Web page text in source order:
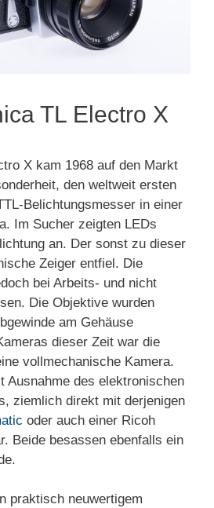
TL Electro X
X kam 1968 auf den Markt
den weltweit ersten
Belichtungsmesser in einer
Im Sucher zeigten LEDs
an. Der sonst zu dieser
Zeiger entfiel. Die
bei Arbeits- und nicht
Die Objektive wurden
am Gehäuse
dieser Zeit war die
vollmechanische Kamera.
Ausnahme des elektronischen
ziemlich direkt mit derjenigen
oder auch einer Ricoh
Beide besassen ebenfalls ein
praktisch neuwertigem